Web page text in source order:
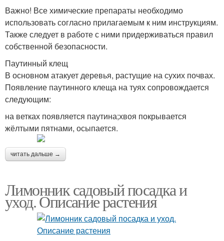
Важно! Все химические препараты необходимо
использовать согласно прилагаемым к ним инструкциям.
Также следует в работе с ними придерживаться правил
собственной безопасности.
Паутинный клещ
В основном атакует деревья, растущие на сухих почвах.
Появление паутинного клеща на туях сопровождается
следующим:
на ветках появляется паутина;хвоя покрывается
жёлтыми пятнами, осыпается.
читать дальше →
Лимонник садовый посадка и
уход. Описание растения